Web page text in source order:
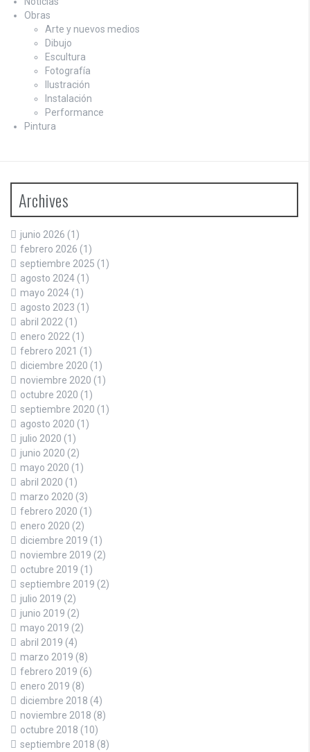
Obras
Arte y nuevos medios
Dibujo
Escultura
Fotografía
Ilustración
Instalación
Performance
Pintura
Archives
junio 2026 (1)
febrero 2026 (1)
septiembre 2025 (1)
agosto 2024 (1)
mayo 2024 (1)
agosto 2023 (1)
abril 2022 (1)
enero 2022 (1)
febrero 2021 (1)
diciembre 2020 (1)
noviembre 2020 (1)
octubre 2020 (1)
septiembre 2020 (1)
agosto 2020 (1)
julio 2020 (1)
junio 2020 (2)
mayo 2020 (1)
abril 2020 (1)
marzo 2020 (3)
febrero 2020 (1)
enero 2020 (2)
diciembre 2019 (1)
noviembre 2019 (2)
octubre 2019 (1)
septiembre 2019 (2)
julio 2019 (2)
junio 2019 (2)
mayo 2019 (2)
abril 2019 (4)
marzo 2019 (8)
febrero 2019 (6)
enero 2019 (8)
diciembre 2018 (4)
noviembre 2018 (8)
octubre 2018 (10)
septiembre 2018 (8)